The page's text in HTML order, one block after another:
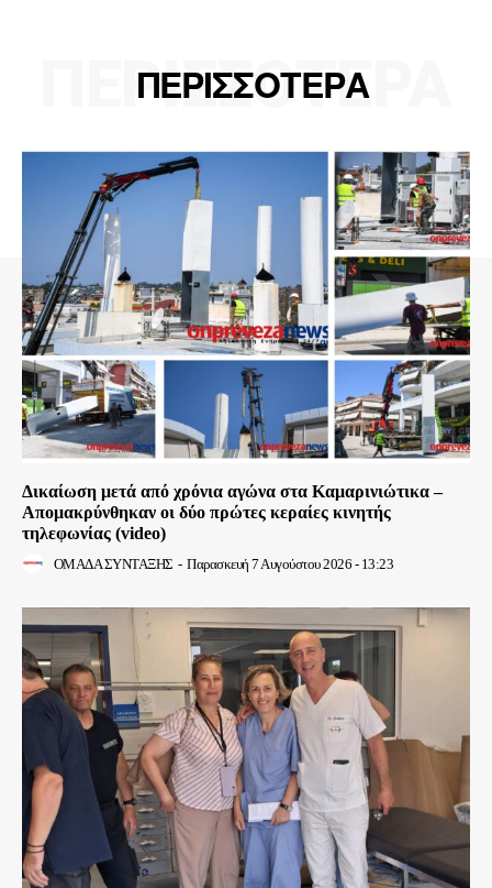
ΠΕΡΙΣΣΟΤΕΡΑ
ΠΕΡΙΣΣΟΤΕΡΑ
Δικαίωση μετά από χρόνια αγώνα στα Καμαρινιώτικα –
Απομακρύνθηκαν οι δύο πρώτες κεραίες κινητής
τηλεφωνίας (video)
ΟΜΑΔΑ ΣΥΝΤΑΞΗΣ - Παρασκευή 7 Αυγούστου 2026 - 13:23